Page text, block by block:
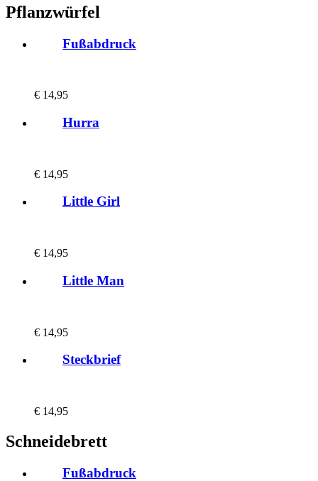
Pflanzwürfel
Fußabdruck
€ 14,95
Hurra
€ 14,95
Little Girl
€ 14,95
Little Man
€ 14,95
Steckbrief
€ 14,95
Schneidebrett
Fußabdruck